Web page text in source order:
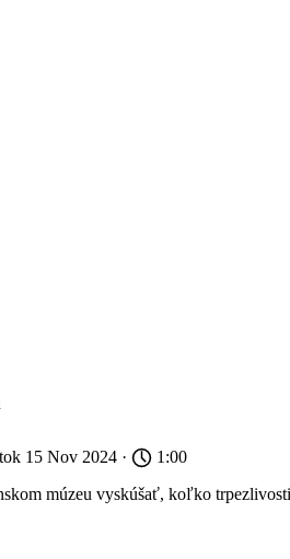
15 Nov 2024 ·
1:00
múzeu vyskúšať, koľko